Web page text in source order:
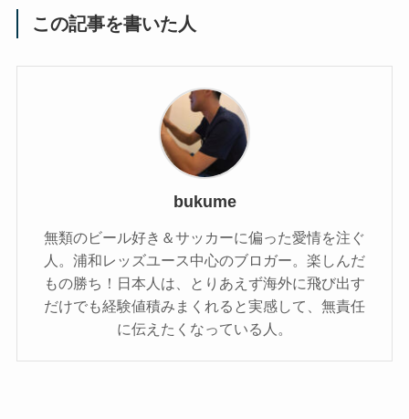
この記事を書いた人
bukume
無類のビール好き＆サッカーに偏った愛情を注ぐ
人。浦和レッズユース中心のブロガー。楽しんだ
もの勝ち！日本人は、とりあえず海外に飛び出す
だけでも経験値積みまくれると実感して、無責任
に伝えたくなっている人。